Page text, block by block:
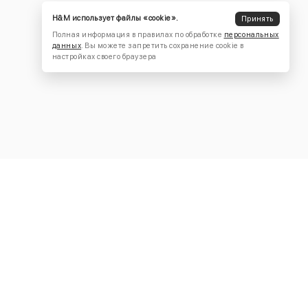
H&M использует файлы «cookie».
Принять
Полная информация в правилах по обработке персональных
данных. Вы можете запретить сохранение cookie в
настройках своего браузера